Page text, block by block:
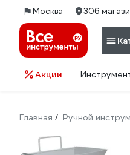
Москва 306
Акции
Главная / Ручной